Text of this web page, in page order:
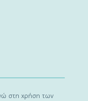
στη χρήση των